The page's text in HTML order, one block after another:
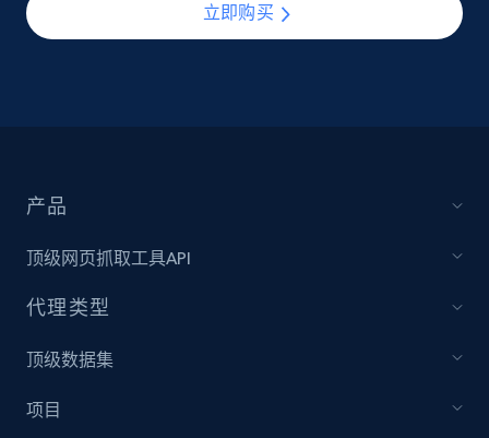
立即购买
产品
顶级网页抓取工具API
代理类型
顶级数据集
项目